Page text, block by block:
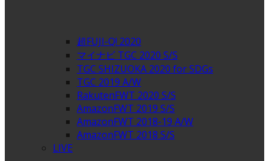
超FUJI-Q! 2020
マイナビ TGC 2020 S/S
TGC SHIZUOKA 2020 for SDGs
TGC 2019 A/W
RakutenFWT 2020 S/S
AmazonFWT 2019 S/S
AmazonFWT 2018-19 A/W
AmazonFWT 2018 S/S
LIVE